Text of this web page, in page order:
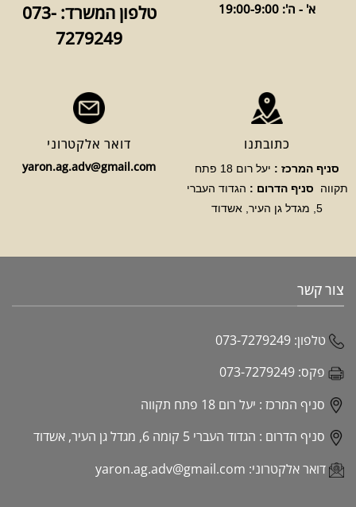
א' - ה': 19:00-9:00
טלפון המשרד: 073-
7279249
כתובתנו
סניף המרכז :
יעל רום 18 פתח
תקווה
סניף הדרום : הגדוד העברי
5, מגדל גן העיר, אשדוד
דואר אלקטרוני
yaron.ag.adv@gmail.com
צור קשר
טלפון: 073-7279249
פקס: 073-7279249
סניף המרכז : יעל רום 18 פתח תקווה
סניף הדרום : הגדוד העברי 5 קומה 6, מגדל גן העיר, אשדוד
דואר אלקטרוני: yaron.ag.adv@gmail.com